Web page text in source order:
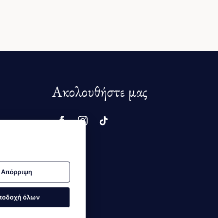
Ακολουθήστε μας
Απόρριψη
όλων